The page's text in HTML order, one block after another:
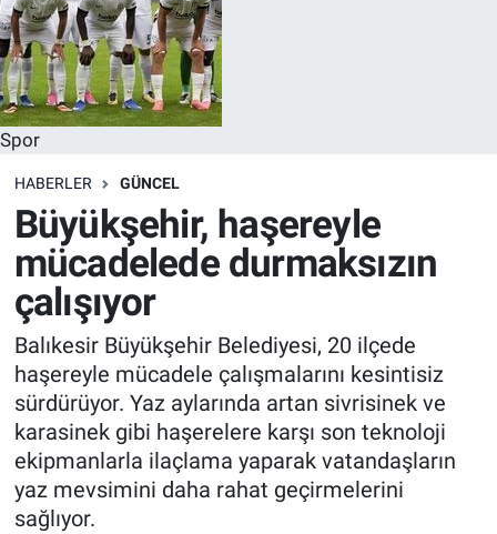
Spor
HABERLER GÜNCEL
Büyükşehir, haşereyle
mücadelede durmaksızın
çalışıyor
Balıkesir Büyükşehir Belediyesi, 20 ilçede
haşereyle mücadele çalışmalarını kesintisiz
sürdürüyor. Yaz aylarında artan sivrisinek ve
karasinek gibi haşerelere karşı son teknoloji
ekipmanlarla ilaçlama yaparak vatandaşların
yaz mevsimini daha rahat geçirmelerini
sağlıyor.